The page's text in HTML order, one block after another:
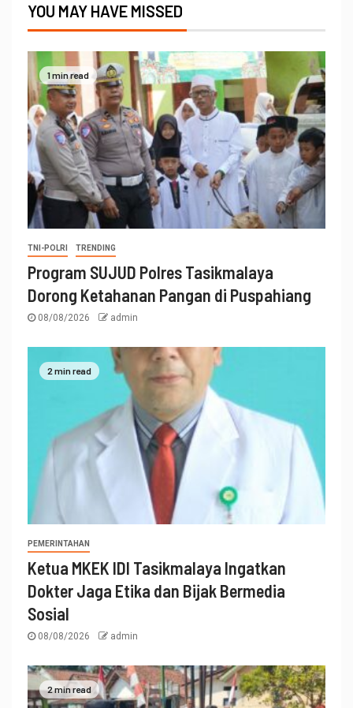
YOU MAY HAVE MISSED
1 min read
TNI-POLRI TRENDING
Program SUJUD Polres Tasikmalaya
Dorong Ketahanan Pangan di Puspahiang
08/08/2026 admin
2 min read
PEMERINTAHAN
Ketua MKEK IDI Tasikmalaya Ingatkan
Dokter Jaga Etika dan Bijak Bermedia
Sosial
08/08/2026 admin
2 min read